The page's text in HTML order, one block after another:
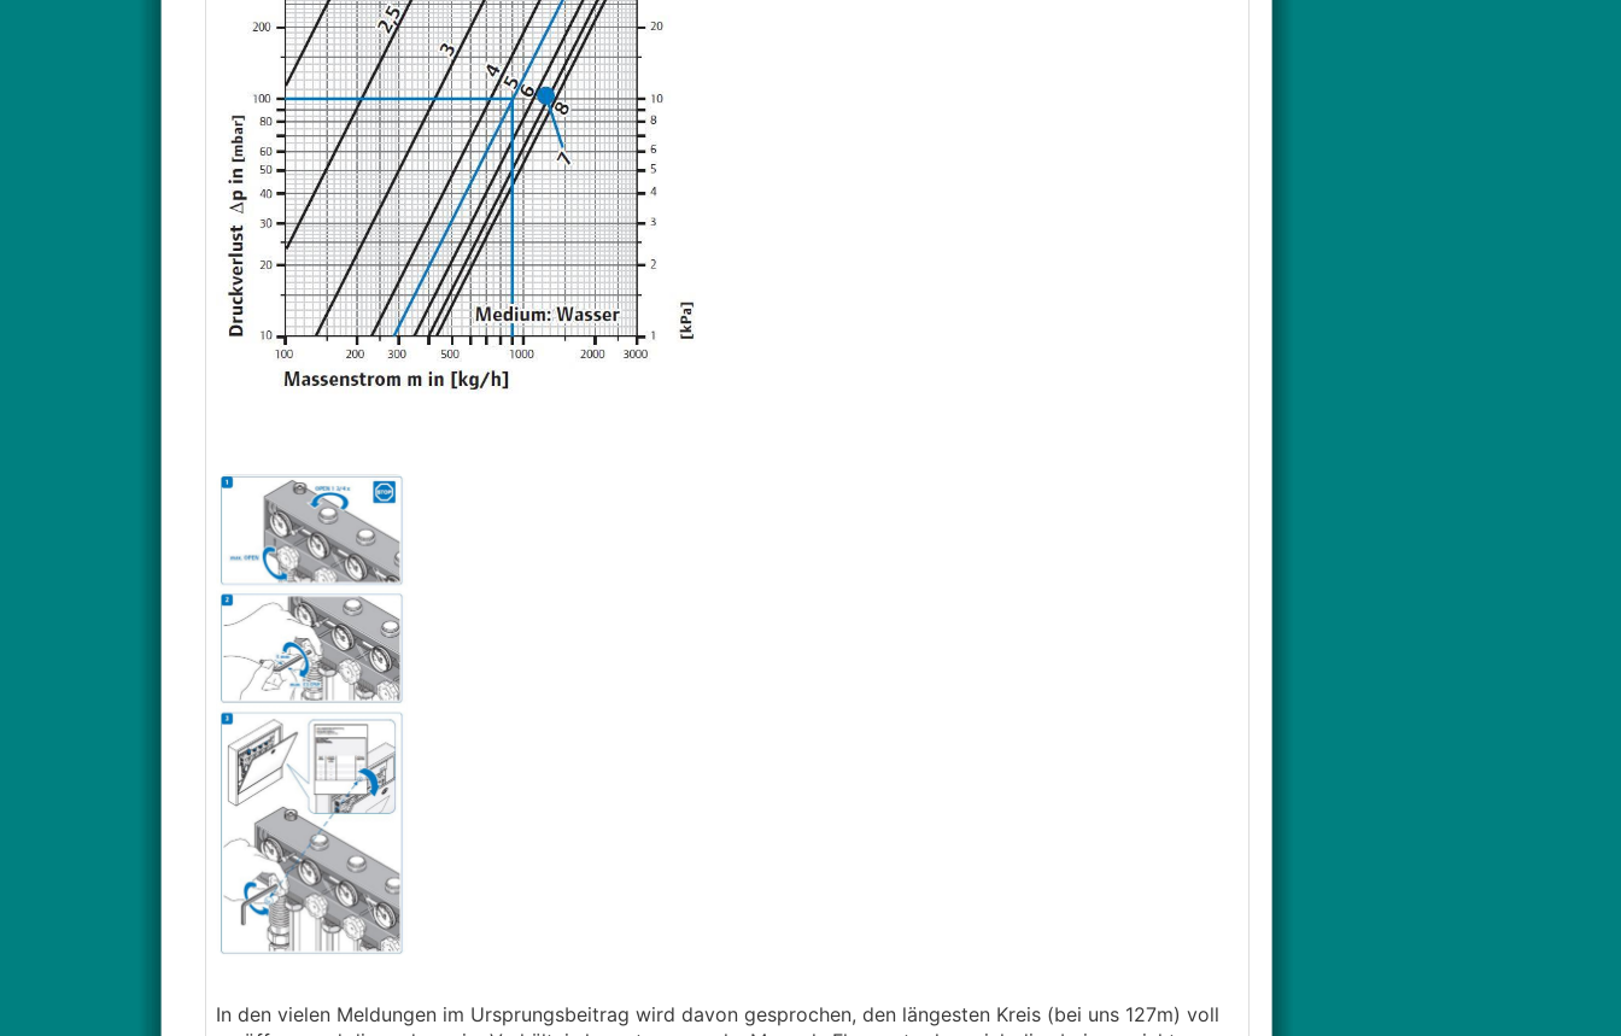
In den vielen Meldungen im Ursprungsbeitrag wird davon gesprochen, den längesten Kreis (bei uns 127m) voll